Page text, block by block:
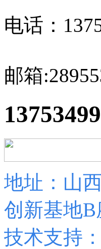
电话：
邮箱
地址：山
创新基地B
技术支持